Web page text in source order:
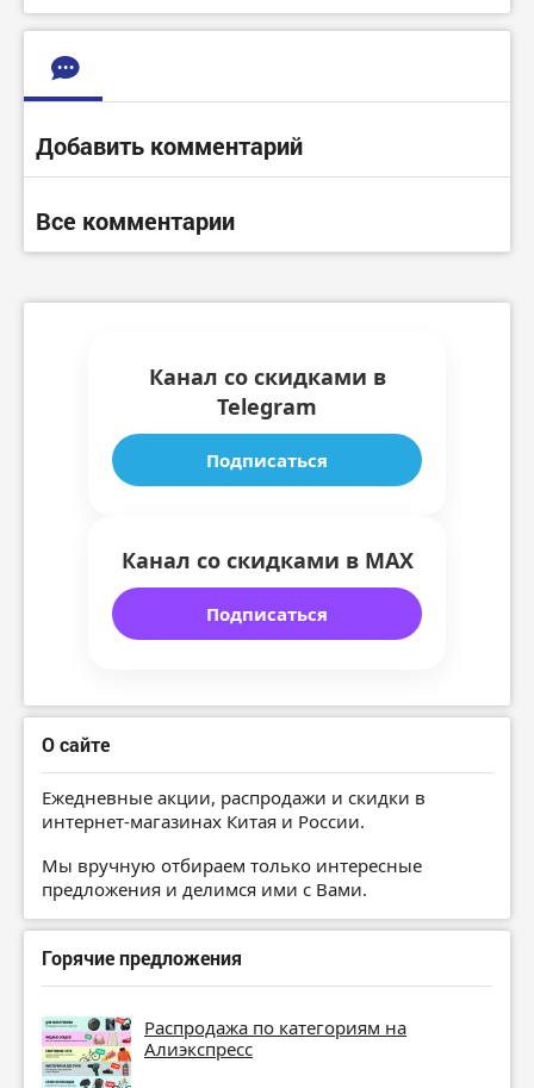
Добавить комментарий
Все комментарии
Канал со скидками в
Telegram
Подписаться
Канал со скидками в MAX
Подписаться
О сайте
Ежедневные акции, распродажи и скидки в
интернет-магазинах Китая и России.
Мы вручную отбираем только интересные
предложения и делимся ими с Вами.
Горячие предложения
Распродажа по категориям на
Алиэкспресс